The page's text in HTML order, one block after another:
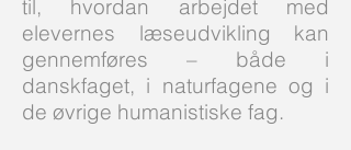
til, hvordan arbejdet med
elevernes læseudvikling kan
gennemføres – både i
danskfaget, i naturfagene og i
de øvrige humanistiske fag.